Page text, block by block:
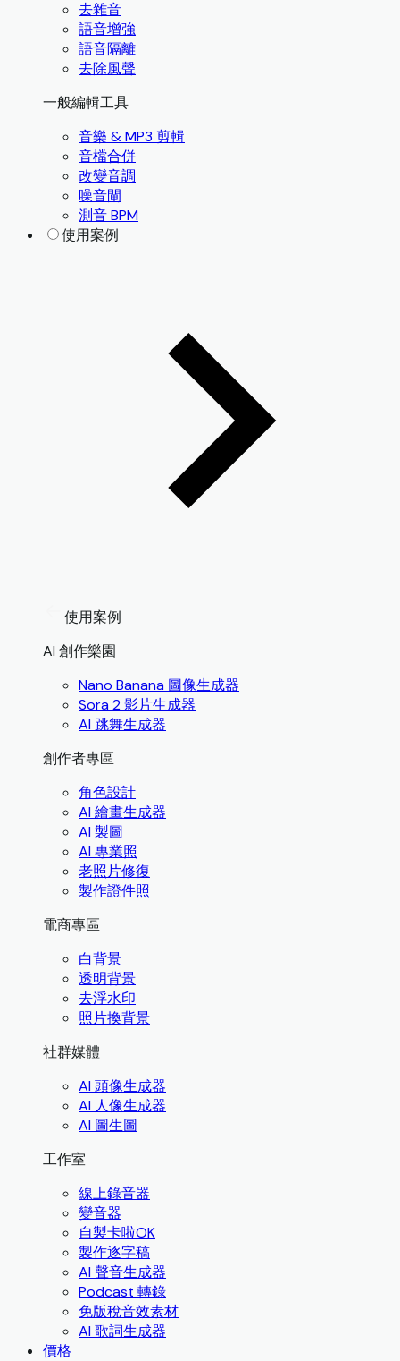
去雜音
語音增強
語音隔離
去除風聲
一般編輯工具
音樂 & MP3 剪輯
音檔合併
改變音調
噪音閘
測音 BPM
使用案例
使用案例
AI 創作樂園
Nano Banana 圖像生成器
Sora 2 影片生成器
AI 跳舞生成器
創作者專區
角色設計
AI 繪畫生成器
AI 製圖
AI 專業照
老照片修復
製作證件照
電商專區
白背景
透明背景
去浮水印
照片換背景
社群媒體
AI 頭像生成器
AI 人像生成器
AI 圖生圖
工作室
線上錄音器
變音器
自製卡啦OK
製作逐字稿
AI 聲音生成器
Podcast 轉錄
免版稅音效素材
AI 歌詞生成器
價格